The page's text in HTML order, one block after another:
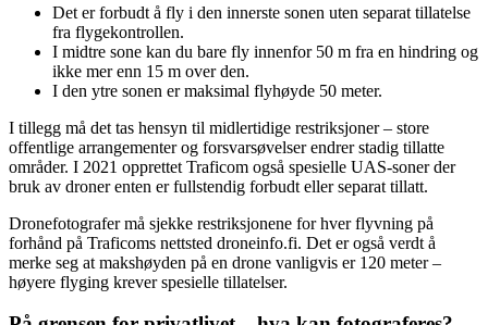
Det er forbudt å fly i den innerste sonen uten separat tillatelse
fra flygekontrollen.
I midtre sone kan du bare fly innenfor 50 m fra en hindring og
ikke mer enn 15 m over den.
I den ytre sonen er maksimal flyhøyde 50 meter.
I tillegg må det tas hensyn til midlertidige restriksjoner – store
offentlige arrangementer og forsvarsøvelser endrer stadig tillatte
områder. I 2021 opprettet Traficom også spesielle UAS-soner der
bruk av droner enten er fullstendig forbudt eller separat tillatt.
Dronefotografer må sjekke restriksjonene for hver flyvning på
forhånd på Traficoms nettsted droneinfo.fi. Det er også verdt å
merke seg at makshøyden på en drone vanligvis er 120 meter –
høyere flyging krever spesielle tillatelser.